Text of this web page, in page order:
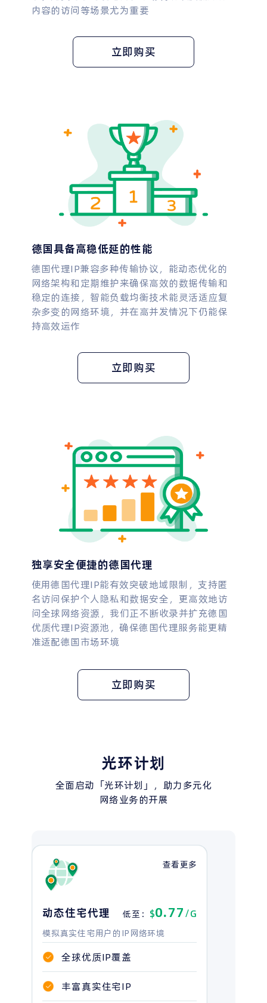
内容的访问等场景尤为重要
立即购买
德国具备高稳低延的性能
德国代理IP兼容多种传输协议，能动态优化的
网络架构和定期维护来确保高效的数据传输和
稳定的连接，智能负载均衡技术能灵活适应复
杂多变的网络环境，并在高并发情况下仍能保
持高效运作
立即购买
独享安全便捷的德国代理
使用德国代理IP能有效突破地域限制，支持匿
名访问保护个人隐私和数据安全，更高效地访
问全球网络资源，我们正不断收录并扩充德国
优质代理IP资源池，确保德国代理服务能更精
准适配德国市场环境
立即购买
光环计划
全面启动「光环计划」，助力多元化
网络业务的开展
查看更多
动态住宅代理 低至： $0.77/G
模拟真实住宅用户的IP网络环境
全球优质IP覆盖
丰富真实住宅IP